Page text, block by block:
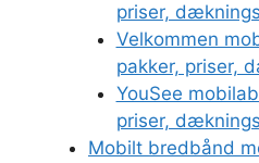
priser,
Velkommen
pakker, priser,
YouSee
priser,
Mobilt bredbånd